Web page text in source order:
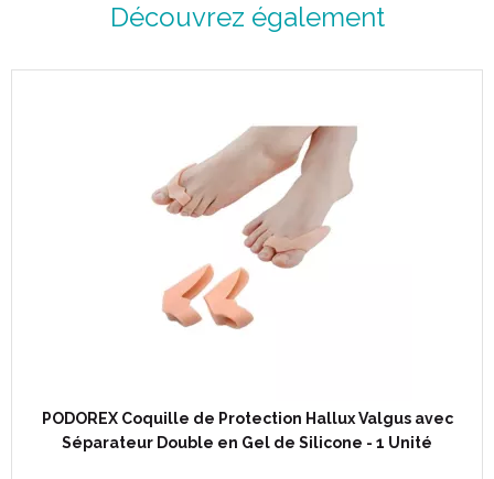
Découvrez également
PODOREX Coquille de Protection Hallux Valgus avec
Séparateur Double en Gel de Silicone - 1 Unité